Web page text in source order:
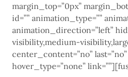
margin_top=”0px”
id=”” animation_type=””
animation_direction=”left”
visibility,medium-
center_content=”no”
hover_type=”none”